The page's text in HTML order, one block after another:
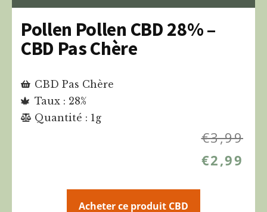
Pollen Pollen CBD 28% –
CBD Pas Chère
CBD Pas Chère
Taux : 28%
Quantité : 1g
€3,99
€2,99
Acheter ce produit CBD